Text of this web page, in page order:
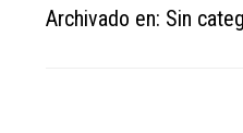
Archivado en: Sin